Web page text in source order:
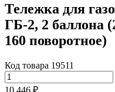
Тележка для
ГБ-2, 2 баллона
160 поворотное)
Код товара 19511
10 446 ₽